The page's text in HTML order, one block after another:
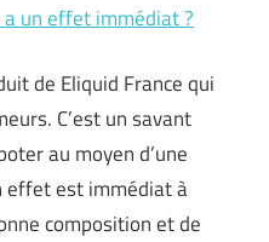
un effet immédiat ?
de Eliquid France qui
C’est un savant
au moyen d’une
effet est immédiat à
composition et de